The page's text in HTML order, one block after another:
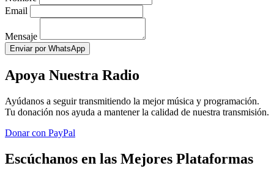
Email
Mensaje
Enviar por WhatsApp
Apoya Nuestra Radio
Ayúdanos a seguir transmitiendo la mejor música y programación.
Tu donación nos ayuda a mantener la calidad de nuestra transmisión.
Donar con PayPal
Escúchanos en las Mejores Plataformas